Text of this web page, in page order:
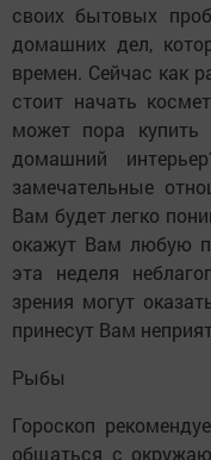
своих бытовых
домашних дел,
времен. Сейчас как
стоит начать
может пора
домашний
замечательные
Вам будет легко
окажут Вам любую
эта неделя
зрения могут
принесут Вам
Рыбы
Гороскоп
общаться с